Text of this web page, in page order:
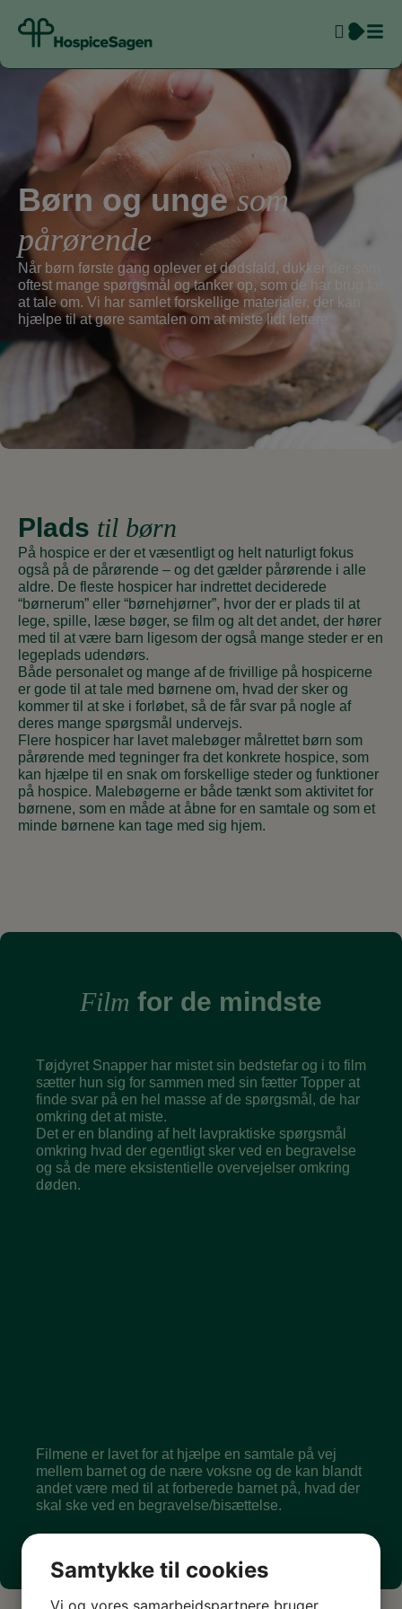
Børn og ungesom
pårørende
Når børn første gang oplever et dødsfald, dukker der som
oftest mange spørgsmål og tanker op, som de har brug for
at tale om. Vi har samlet forskellige materialer, der kan
hjælpe til at gøre samtalen om at miste lidt lettere
Plads til børn
På hospice er der et væsentligt og helt naturligt fokus
også på de pårørende – og det gælder pårørende i alle
aldre. De fleste hospicer har indrettet deciderede
“børnerum” eller “børnehjørner”, hvor der er plads til at
lege, spille, læse bøger, se film og alt det andet, der hører
med til at være barn ligesom der også mange steder er en
legeplads udendørs.
Både personalet og mange af de frivillige på hospicerne
er gode til at tale med børnene om, hvad der sker og
kommer til at ske i forløbet, så de får svar på nogle af
deres mange spørgsmål undervejs.
Flere hospicer har lavet malebøger målrettet børn som
pårørende med tegninger fra det konkrete hospice, som
kan hjælpe til en snak om forskellige steder og funktioner
på hospice. Malebøgerne er både tænkt som aktivitet for
børnene, som en måde at åbne for en samtale og som et
minde børnene kan tage med sig hjem.
Film for de mindste
Tøjdyret Snapper har mistet sin bedstefar og i to film
sætter hun sig for sammen med sin fætter Topper at
finde svar på en hel masse af de spørgsmål, de har
omkring det at miste.
Det er en blanding af helt lavpraktiske spørgsmål
omkring hvad der egentligt sker ved en begravelse
og så de mere eksistentielle overvejelser omkring
døden.
Filmene er lavet for at hjælpe en samtale på vej
mellem barnet og de nære voksne og de kan blandt
andet være med til at forberede barnet på, hvad der
skal ske ved en begravelse/bisættelse.
Samtykke til cookies
Vi og vores samarbejdspartnere bruger